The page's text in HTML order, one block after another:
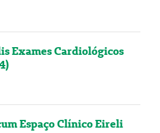
Exames Cardiológicos
Espaço Clínico Eireli